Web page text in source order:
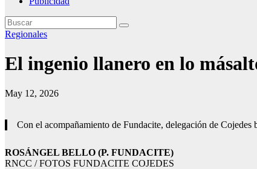
Regionales
El ingenio llanero en lo
May 12, 2026
Con el acompañamiento de Fundacite, delegación de
ROSÁNGEL BELLO (P. FUNDACITE)
RNCC / FOTOS FUNDACITE COJEDES